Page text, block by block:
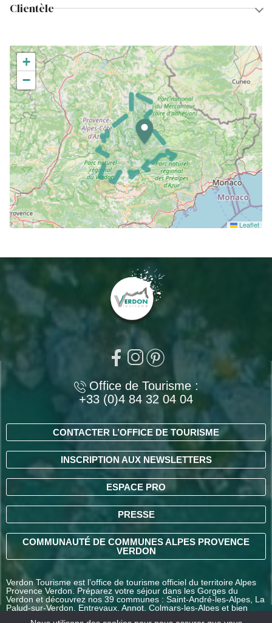
Clientèle
+
−
Leaflet
Office de Tourisme :
+33 (0)4 84 32 04 04
CONTACTER L’OFFICE DE TOURISME
INSCRIPTION AUX NEWSLETTERS
ESPACE PRO
PRESSE
COMMUNAUTÉ DE COMMUNES ALPES PROVENCE
VERDON
Verdon Tourisme est l’office de tourisme officiel du territoire Alpes
Provence Verdon. Préparez votre séjour dans les Gorges du
Verdon et découvrez nos 39 communes : Saint-André-les-Alpes, La
Palud-sur-Verdon, Entrevaux, Annot, Colmars-les-Alpes et bien